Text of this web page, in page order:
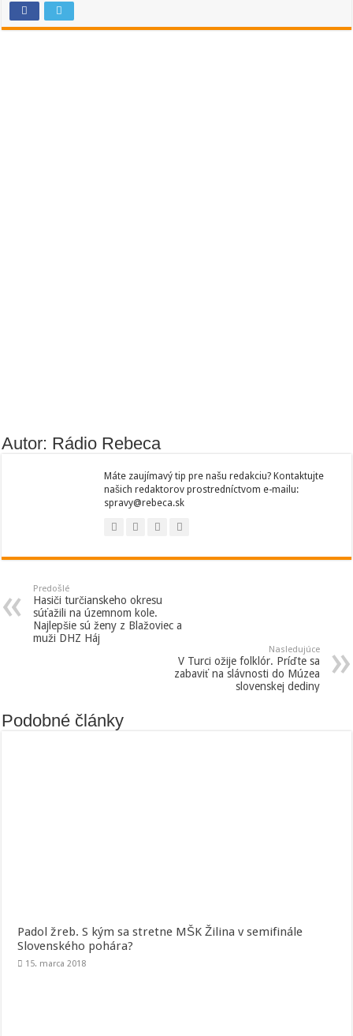
Autor: Rádio Rebeca
Máte zaujímavý tip pre našu redakciu? Kontaktujte
našich redaktorov prostredníctvom e-mailu:
spravy@rebeca.sk
Predošlé
Hasiči turčianskeho okresu
súťažili na územnom kole.
Najlepšie sú ženy z Blažoviec a
muži DHZ Háj
Nasledujúce
V Turci ožije folklór. Príďte sa
zabaviť na slávnosti do Múzea
slovenskej dediny
Podobné články
Padol žreb. S kým sa stretne MŠK Žilina v semifinále
Slovenského pohára?
15. marca 2018